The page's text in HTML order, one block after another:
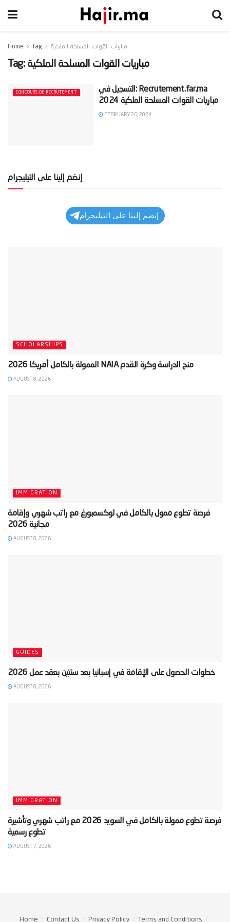
Home Tag مباريات القوات المسلحة الملكية
Tag: مباريات القوات المسلحة الملكية
CONCOURS DE RECRUTEMENT
‫Recrutement.far.ma :التسجيل في
FEBRUARY 26, 2024
إنضم إلينا على التيليجرام
إنضم إلينا على التيليجرام
SCHOLARSHIPS
‫منح الدراسة وكرة القدم NAIA الممولة بالكامل أمريكا 2026‬
AUGUST 8, 2026
IMMIGRATION
‫فرصة تطوع ممول بالكامل في لوكسمبورغ مع راتب شهري وإقامة
مجانية 2026‬
AUGUST 8, 2026
GUIDES
‫خطوات الحصول على الإقامة في إسبانيا بعد سنتين بعقد عمل 2026‬
AUGUST 8, 2026
IMMIGRATION
‫فرصة تطوع ممولة بالكامل في السويد 2026 مع راتب شهري وتأشيرة
تطوع رسمية‬
AUGUST 7, 2026
Home Contact Us Privacy Policy Terms and Conditions